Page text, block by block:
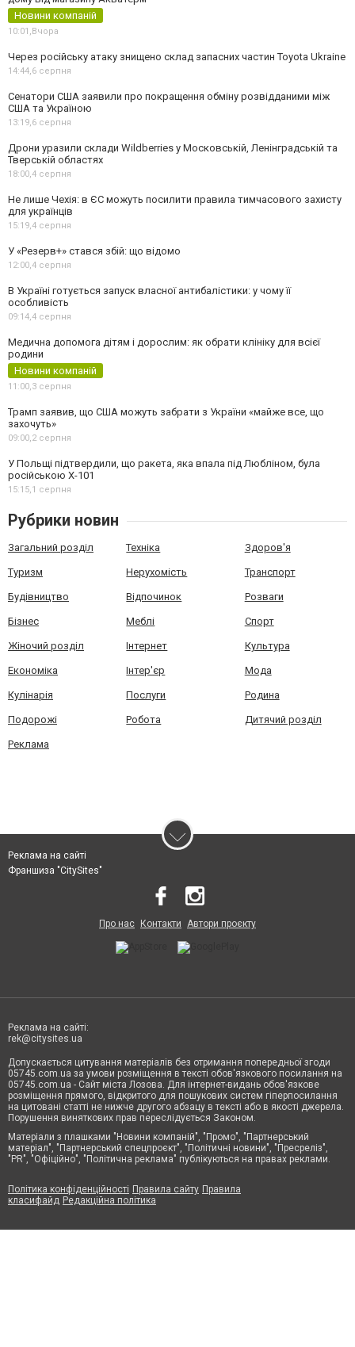
Новини компаній
10:01,Вчора
Через російську атаку знищено склад запасних частин Toyota Ukraine
14:44,6 серпня
Сенатори США заявили про покращення обміну розвідданими між
США та Україною
13:19,6 серпня
Дрони уразили склади Wildberries у Московській, Ленінградській та
Тверській областях
18:00,4 серпня
Не лише Чехія: в ЄС можуть посилити правила тимчасового захисту
для українців
15:19,4 серпня
У «Резерв+» стався збій: що відомо
12:00,4 серпня
В Україні готується запуск власної антибалістики: у чому її
особливість
09:14,4 серпня
Медична допомога дітям і дорослим: як обрати клініку для всієї
родини
Новини компаній
11:00,3 серпня
Трамп заявив, що США можуть забрати з України «майже все, що
захочуть»
09:00,2 серпня
У Польщі підтвердили, що ракета, яка впала під Любліном, була
російською Х-101
15:15,1 серпня
Рубрики новин
Загальний розділ Техніка Здоров'я
Туризм Нерухомість Транспорт
Будівництво Відпочинок Розваги
Бізнес Меблі Спорт
Жіночий розділ Інтернет Культура
Економіка Інтер'єр Мода
Кулінарія Послуги Родина
Подорожі Робота Дитячий розділ
Реклама
Реклама на сайті
Франшиза "CitySites"
Про нас Контакти Автори проєкту
Реклама на сайті:
rek@citysites.ua
Допускається цитування матеріалів без отримання попередньої згоди
05745.com.ua за умови розміщення в тексті обов'язкового посилання на
05745.com.ua - Сайт міста Лозова. Для інтернет-видань обов'язкове
розміщення прямого, відкритого для пошукових систем гіперпосилання
на цитовані статті не нижче другого абзацу в тексті або в якості джерела.
Порушення виняткових прав переслідується Законом.
Матеріали з плашками "Новини компаній", "Промо", "Партнерський
матеріал", "Партнерський спецпроєкт", "Політичні новини", "Пресреліз",
"PR", "Офіційно", "Політична реклама" публікуються на правах реклами.
Політика конфіденційності Правила сайту Правила
класифайд Редакційна політика